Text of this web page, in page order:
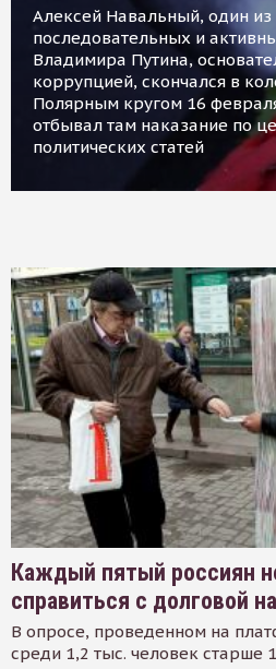
Алексей Навальный, один из
последовательных и
Владимира Путина,
коррупцией, скончался в
Полярным кругом 16
отбывал там наказание по
политических статей
Каждый пятый россиян
справиться с долговой
В опросе, проведенном на
среди 1,2 тыс. человек старше